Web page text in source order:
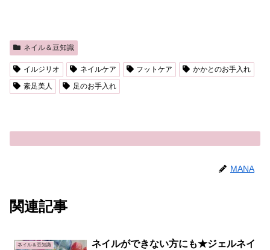
ネイル＆豆知識
イルジリオ ネイルケア フットケア
かかとのお手入れ
素足美人
足のお手入れ
MANA
関連記事
ネイル＆豆知識
ネイルができない方にも★ジェルネイ